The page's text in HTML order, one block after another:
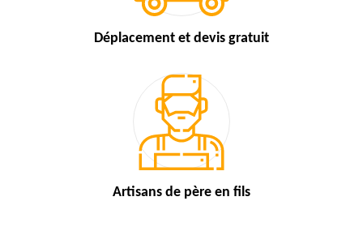
Déplacement et devis gratuit
Artisans de père en fils